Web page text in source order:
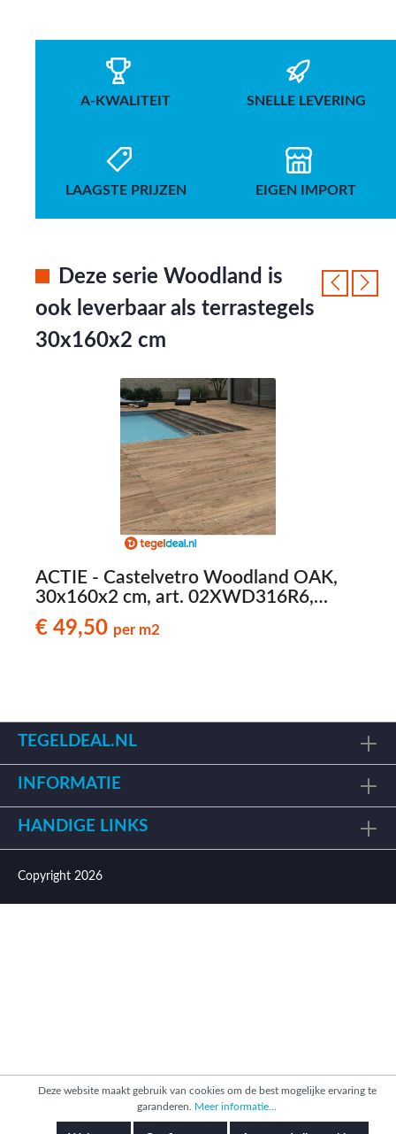
A-KWALITEIT SNELLE LEVERING
LAAGSTE PRIJZEN EIGEN IMPORT
Deze serie Woodland is
ook leverbaar als terrastegels
30x160x2 cm
ACTIE - Castelvetro Woodland OAK,
30x160x2 cm, art. 02XWD316R6,
houtlook terrastegels - € 49,50 per m2
€ 49,50 per m2
TEGELDEAL.NL
INFORMATIE
HANDIGE LINKS
Copyright 2026
Deze website maakt gebruik van cookies om de best mogelijke ervaring te
garanderen. Meer informatie...